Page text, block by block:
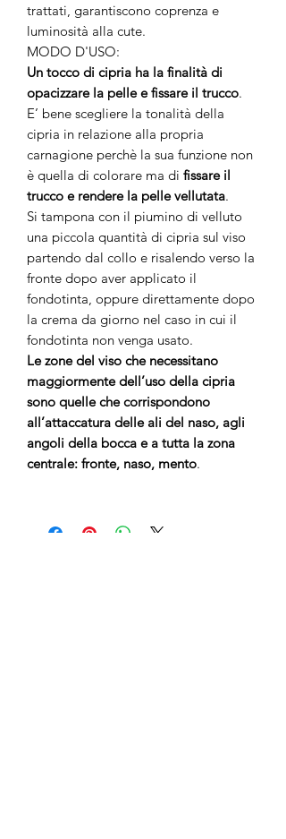
trattati, garantiscono coprenza e
luminosità alla cute.
MODO D'USO:
Un tocco di cipria ha la finalità di
opacizzare la pelle e fissare il trucco.
E’ bene scegliere la tonalità della
cipria in relazione alla propria
carnagione perchè la sua funzione non
è quella di colorare ma di fissare il
trucco e rendere la pelle vellutata.
Si tampona con il piumino di velluto
una piccola quantità di cipria sul viso
partendo dal collo e risalendo verso la
fronte dopo aver applicato il
fondotinta, oppure direttamente dopo
la crema da giorno nel caso in cui il
fondotinta non venga usato.
Le zone del viso che necessitano
maggiormente dell’uso della cipria
sono quelle che corrispondono
all’attaccatura delle ali del naso, agli
angoli della bocca e a tutta la zona
centrale: fronte, naso, mento.